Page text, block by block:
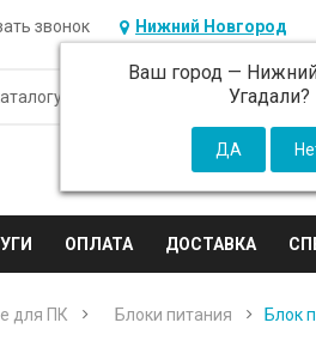
звонок Нижний Новгород
Ваш город —
Угадали?
ОПЛАТА ДОСТАВКА
для ПК Блоки питания Блок